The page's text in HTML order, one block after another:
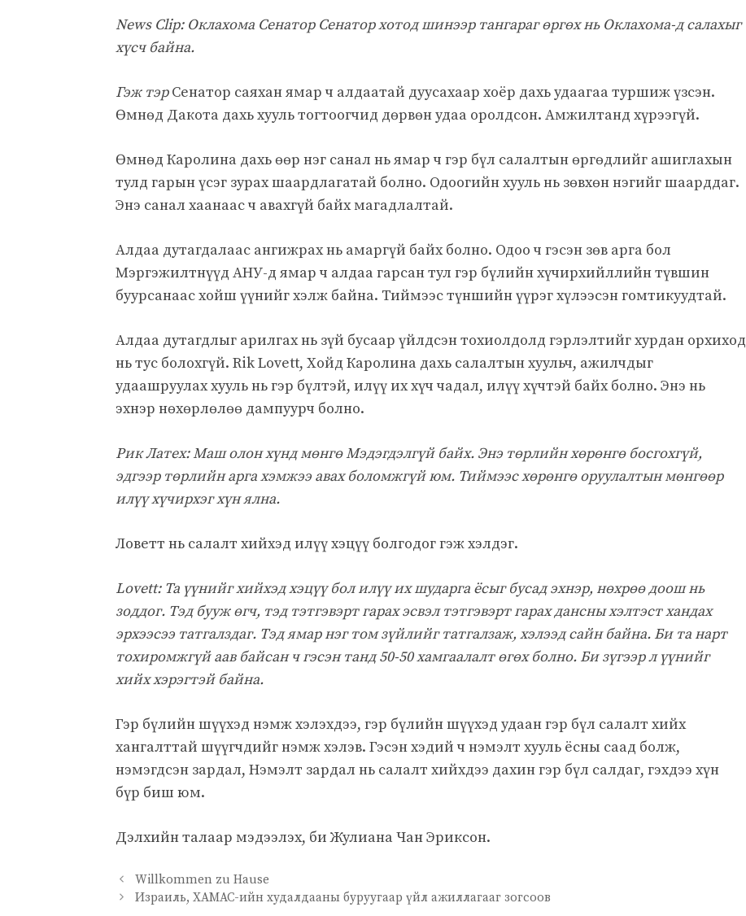
News Clip: Оклахома Сенатор Сенатор хотод шинээр тангараг өргөх нь Оклахома-д салахыг
хүсч байна.
Гэж тэрСенатор саяхан ямар ч алдаатай дуусахаар хоёр дахь удаагаа туршиж үзсэн.
Өмнөд Дакота дахь хууль тогтоогчид дөрвөн удаа оролдсон. Амжилтанд хүрээгүй.
Өмнөд Каролина дахь өөр нэг санал нь ямар ч гэр бүл салалтын өргөдлийг ашиглахын
тулд гарын үсэг зурах шаардлагатай болно. Одоогийн хууль нь зөвхөн нэгийг шаарддаг.
Энэ санал хаанаас ч авахгүй байх магадлалтай.
Алдаа дутагдалаас ангижрах нь амаргүй байх болно. Одоо ч гэсэн зөв арга бол
Мэргэжилтнүүд АНУ-д ямар ч алдаа гарсан тул гэр бүлийн хүчирхийллийн түвшин
буурсанаас хойш үүнийг хэлж байна. Тиймээс түншийн үүрэг хүлээсэн гомтикуудтай.
Алдаа дутагдлыг арилгах нь зүй бусаар үйлдсэн тохиолдолд гэрлэлтийг хурдан орхиход
нь тус болохгүй. Rik Lovett, Хойд Каролина дахь салалтын хуульч, ажилчдыг
удаашруулах хууль нь гэр бүлтэй, илүү их хүч чадал, илүү хүчтэй байх болно. Энэ нь
эхнэр нөхөрлөлөө дампуурч болно.
Рик Латех: Маш олон хүнд мөнгө Мэдэгдэлгүй байх. Энэ төрлийн хөрөнгө босгохгүй,
эдгээр төрлийн арга хэмжээ авах боломжгүй юм. Тиймээс хөрөнгө оруулалтын мөнгөөр ​​
илүү хүчирхэг хүн ялна.
Ловетт нь салалт хийхэд илүү хэцүү болгодог гэж хэлдэг.
Lovett: Та үүнийг хийхэд хэцүү бол илүү их шударга ёсыг бусад эхнэр, нөхрөө доош нь
зоддог. Тэд бууж өгч, тэд тэтгэвэрт гарах эсвэл тэтгэвэрт гарах дансны хэлтэст хандах
эрхээсээ татгалздаг. Тэд ямар нэг том зүйлийг татгалзаж, хэлээд сайн байна. Би та нарт
тохиромжгүй аав байсан ч гэсэн танд 50-50 хамгаалалт өгөх болно. Би зүгээр л үүнийг
хийх хэрэгтэй байна.
Гэр бүлийн шүүхэд нэмж хэлэхдээ, гэр бүлийн шүүхэд удаан гэр бүл салалт хийх
хангалттай шүүгчдийг нэмж хэлэв. Гэсэн хэдий ч нэмэлт хууль ёсны саад болж,
нэмэгдсэн зардал, Нэмэлт зардал нь салалт хийхдээ дахин гэр бүл салдаг, гэхдээ хүн
бүр биш юм.
Дэлхийн талаар мэдээлэх, би Жулиана Чан Эриксон.
Willkommen zu Hause
Израиль, ХАМАС-ийн худалдааны буруугаар үйл ажиллагааг зогсоов